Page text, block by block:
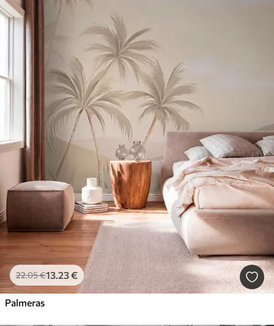
22.05€13 .23€
Palmeras